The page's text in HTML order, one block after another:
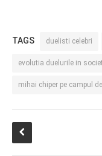
TAGS duelisti celebri
evolutia duelurile in
mihai chiper pe campul